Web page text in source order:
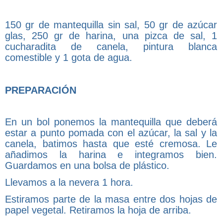
150 gr de mantequilla sin sal, 50 gr de azúcar
glas, 250 gr de harina, una pizca de sal, 1
cucharadita de canela, pintura blanca
comestible y 1 gota de agua.
PREPARACIÓN
En un bol ponemos la mantequilla que deberá
estar a punto pomada con el azúcar, la sal y la
canela, batimos hasta que esté cremosa. Le
añadimos la harina e integramos bien.
Guardamos en una bolsa de plástico.
Llevamos a la nevera 1 hora.
Estiramos parte de la masa entre dos hojas de
papel vegetal. Retiramos la hoja de arriba.